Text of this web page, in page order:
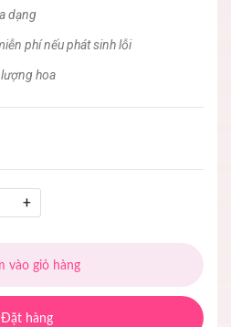
dạng
phí nếu phát sinh lỗi
hoa
+
vào giỏ hàng
Đặt hàng